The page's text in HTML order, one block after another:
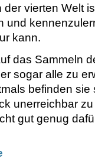
vierten Welt
und
kann.
das Sammeln
sogar alle zu
befinden sie
unerreichbar
gut genug